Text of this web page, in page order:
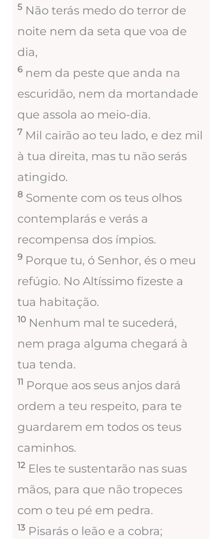
5 Não terás medo do terror de
noite nem da seta que voa de
dia,
6nem da peste que anda na
escuridão, nem da mortandade
que assola ao meio-dia.
7 Mil cairão ao teu lado, e dez mil
à tua direita, mas tu não serás
atingido.
8 Somente com os teus olhos
contemplarás e verás a
recompensa dos ímpios.
9 Porque tu, ó Senhor, és o meu
refúgio. No Altíssimo fizeste a
tua habitação.
10 Nenhum mal te sucederá,
nem praga alguma chegará à
tua tenda.
11 Porque aos seus anjos dará
ordem a teu respeito, para te
guardarem em todos os teus
caminhos.
12 Eles te sustentarão nas suas
mãos, para que não tropeces
com o teu pé em pedra.
13 Pisarás o leão e a cobra;